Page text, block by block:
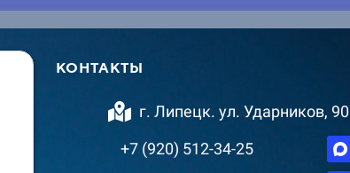
КОНТАКТЫ
г. Липецк. ул. Ударников, 90
+7 (920) 512-34-25